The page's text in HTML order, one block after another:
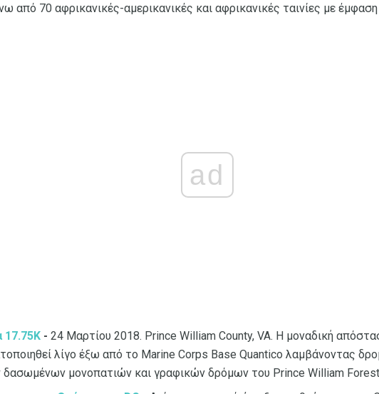
από 70 αφρικανικές-αμερικανικές και αφρικανικές ταινίες με
ad
17.75Κ - 24 Μαρτίου 2018. Prince William County, VA. Η μοναδική
λίγο έξω από το Marine Corps Base Quantico λαμβάνοντας
μονοπατιών και γραφικών δρόμων του Prince William